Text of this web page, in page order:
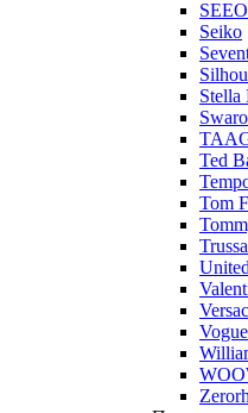
Seiko
Stella
Ted
Tom
Vogue